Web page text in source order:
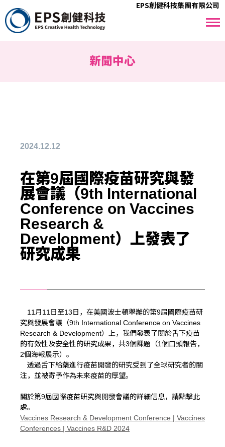
EPS創健科技集團有限公司
新聞中心
2024.12.12
在第9屆國際疫苗研究與發
展會議（9th International
Conference on Vaccines
Research &
Development）上發表了
研究成果
11月11日至13日，在美國波士頓舉辦的第9屆國際疫苗研
究與發展會議（9th International Conference on Vaccines
Research & Development）上，我們發表了關於舌下疫苗
的有效性及安全性的研究成果，共3個課題（1個口頭報告，
2個海報展示）。
透過舌下給藥進行疫苗開發的研究受到了全球研究者的關
注，並被寄予作為未來疫苗的厚望。
關於第9屆國際疫苗研究與開發會議的詳細信息，請點擊此
處。
Vaccines Research & Development Conference | Vaccines
Conferences | Vaccines R&D 2024